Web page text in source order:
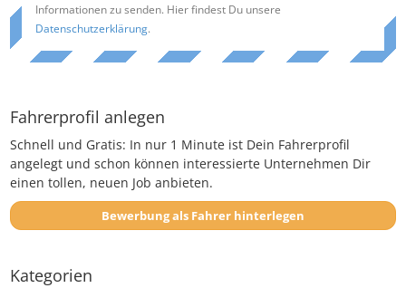
Informationen zu senden. Hier findest Du unsere
Datenschutzerklärung.
Fahrerprofil anlegen
Schnell und Gratis: In nur 1 Minute ist Dein Fahrerprofil
angelegt und schon können interessierte Unternehmen Dir
einen tollen, neuen Job anbieten.
Bewerbung als Fahrer hinterlegen
Kategorien